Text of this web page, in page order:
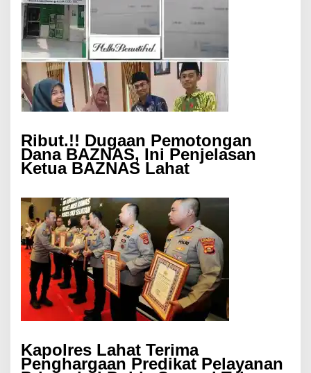
Ribut.!! Dugaan Pemotongan
Dana BAZNAS, Ini Penjelasan
Ketua BAZNAS Lahat
Kapolres Lahat Terima
Penghargaan Predikat Pelayanan